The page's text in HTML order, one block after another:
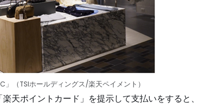
」（TSIホールディングス/楽天ペイメント）
天ポイントカード」を提示して支払いをすると、